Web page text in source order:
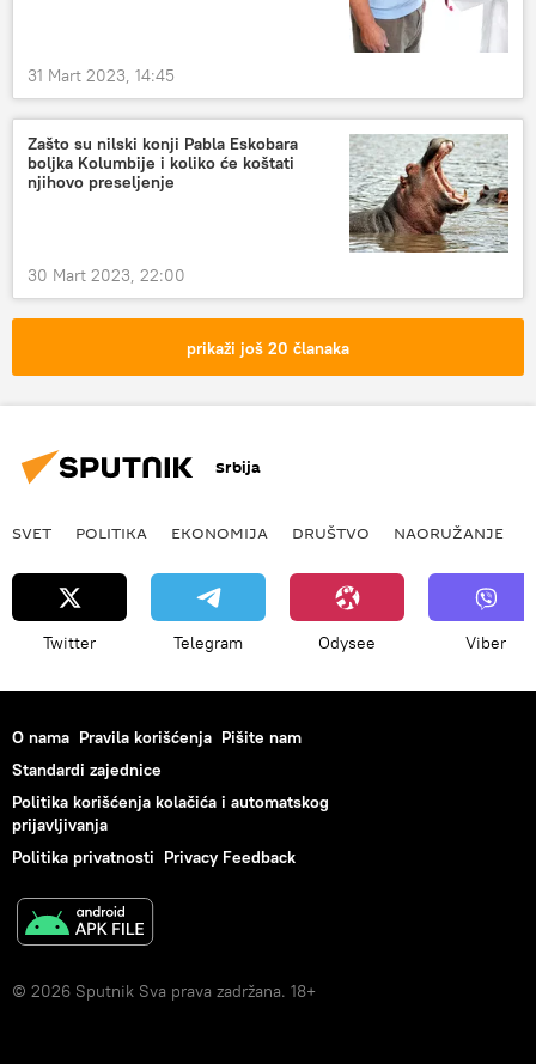
31 Mart 2023, 14:45
Zašto su nilski konji Pabla Eskobara
boljka Kolumbije i koliko će koštati
njihovo preseljenje
30 Mart 2023, 22:00
prikaži još 20 članaka
Srbija
SVET POLITIKA EKONOMIJA DRUŠTVO NAORUŽANJE
Twitter Telegram Odysee Viber
O nama Pravila korišćenja Pišite nam
Standardi zajednice
Politika korišćenja kolačića i automatskog
prijavljivanja
Politika privatnosti Privacy Feedback
© 2026 Sputnik Sva prava zadržana. 18+